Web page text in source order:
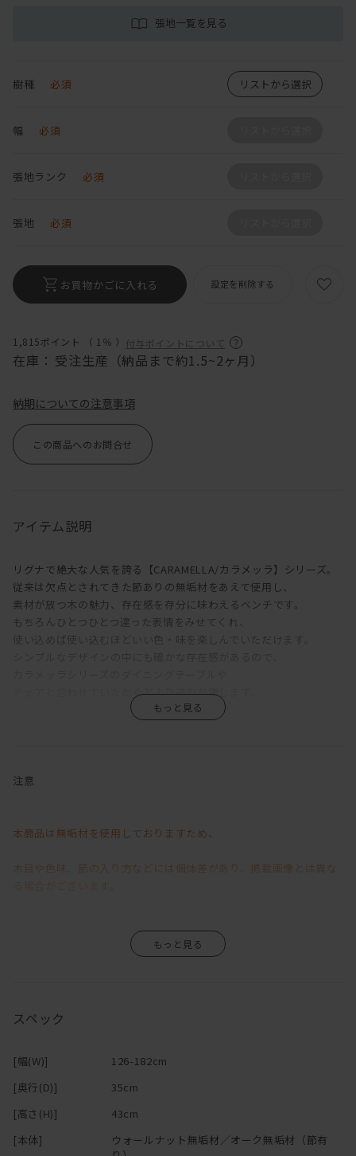
1,815ポイント （ 1％ ） 付与ポイントについて
在庫： 受注生産（納品まで約1.5~2ヶ月）
張地一覧を見る
樹種 必須 リストから選択
幅 必須
張地ランク 必須
張地 必須
お買物かごに入れる 設定を削除する
納期についての注意事項
この商品へのお問合せ
アイテム説明
リグナで絶大な人気を誇る【CARAMELLA/カラメッラ】シリーズ。
従来は欠点とされてきた節ありの無垢材をあえて使用し、
素材が放つ木の魅力、存在感を存分に味わえるベンチです。
もちろんひとつひとつ違った表情をみせてくれ、
チェアと合わせていただくとより迫力が増します。
それも木の持つ魅力としてご理解ください。
のみ）
ソファと一緒に替えカバーもお求め頂けますので、
お選びできますのでお部屋のサイズ、雰囲気よりお選びください。
注意
本商品は無垢材を使用しておりますため、
木目や色味、節の入り方などには個体差があり、掲載画像とは異な
そのため、「イメージと異なる」といった理由による返品・交換は
と幸いです。
※「節少なめ」のご注文につきましては、別途お見積りにて承って
スペック
[幅(W)]
126-182cm
[奥行(D)]
35cm
[高さ(H)]
43cm
[本体]
ウォールナット無垢材／オーク無垢材（節有